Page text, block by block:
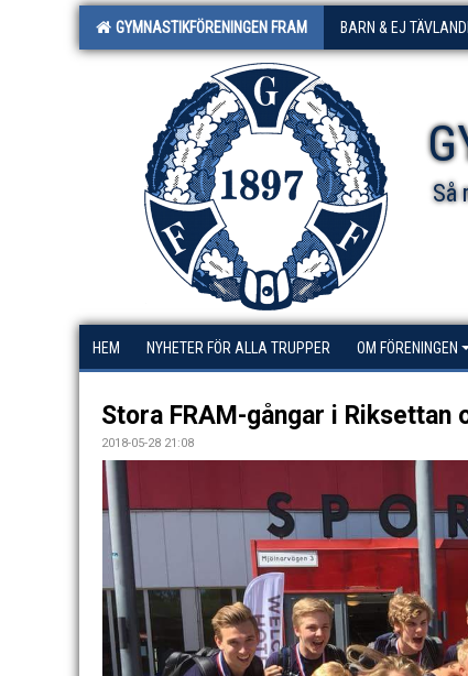
GYMNASTIKFÖRENINGEN FRAM BARN & EJ
Så
HEM NYHETER FÖR ALLA TRUPPER OM FÖRENINGEN
Stora FRAM-gångar i Riksettan
2018-05-28 21:08